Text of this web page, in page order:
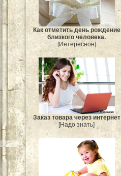
Как отметить день рождение
близкого человека.
[Интересное]
Заказ товара через интернет
[Надо знать]